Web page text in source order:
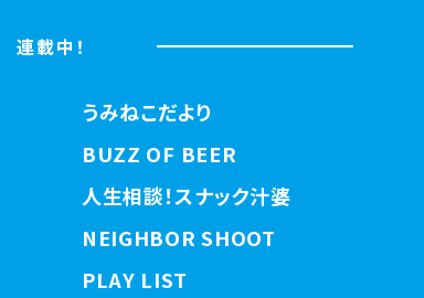
連載中！
うみねこだより
BUZZ OF BEER
人生相談！スナック汁婆
NEIGHBOR SHOOT
PLAY LIST